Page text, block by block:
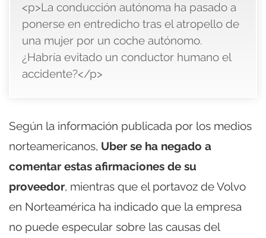
<p>La conducción autónoma ha pasado a
ponerse en entredicho tras el atropello de
una mujer por un coche autónomo.
¿Habría evitado un conductor humano el
accidente?</p>
Según la información publicada por los medios
norteamericanos, Uber se ha negado a
comentar estas afirmaciones de su
proveedor, mientras que el portavoz de Volvo
en Norteamérica ha indicado que la empresa
no puede especular sobre las causas del